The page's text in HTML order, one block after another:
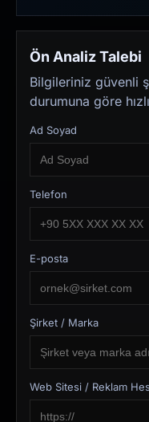
Ön Analiz Talebi
Bilgileriniz güvenli
durumuna göre
Ad Soyad
Telefon
E-posta
Şirket / Marka
Web Sitesi / Reklam